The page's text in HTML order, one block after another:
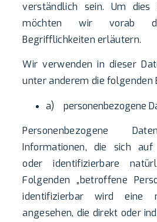
verständlich sein. Um dies
möchten wir vorab
Begrifflichkeiten erläutern.
Wir verwenden in dieser
unter anderem die folgenden
a) personenbezogene
Personenbezogene
Informationen, die sich
oder identifizierbare
Folgenden „betroffene
identifizierbar wird eine
angesehen, die direkt oder